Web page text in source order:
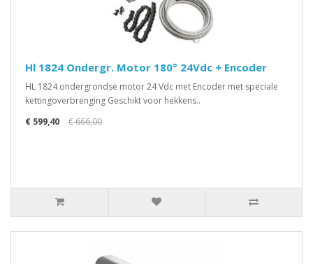
Hl 1824 Ondergr. Motor 180° 24Vdc + Encoder
HL 1824 ondergrondse motor 24 Vdc met Encoder met speciale
kettingoverbrenging Geschikt voor hekkens..
€ 599,40
€ 666,00